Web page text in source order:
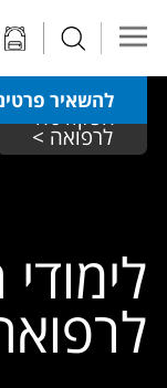
להשאיר
הפקולטה
לרפואה >